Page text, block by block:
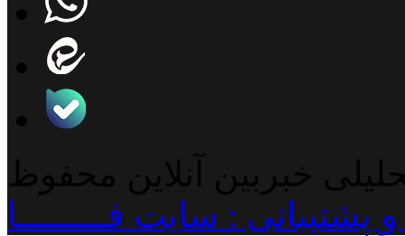
خبربین آنلاین محفوظ
: سایت فـــــــــا